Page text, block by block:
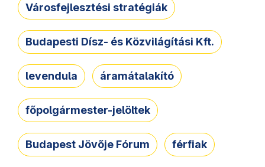
Városfejlesztési stratégiák
Budapesti Dísz- és Közvilágítási Kft.
levendula áramátalakító
főpolgármester-jelöltek
Budapest Jövője Fórum férfiak